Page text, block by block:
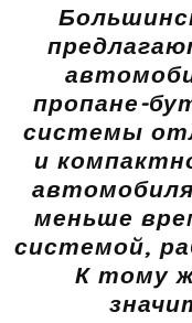
пропане-
системы
и
меньше
системой,
К тому